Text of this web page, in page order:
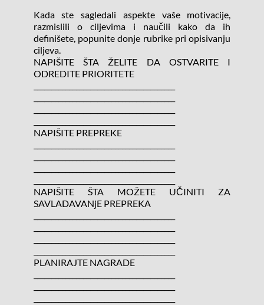
Kada ste sagledali aspekte vaše motivacije,
razmislili o ciljevima i naučili kako da ih
definišete, popunite donje rubrike pri opisivanju
ciljeva.
NAPIŠITE ŠTA ŽELITE DA OSTVARITE I
ODREDITE PRIORITETE
NAPIŠITE PREPREKE
NAPIŠITE ŠTA MOŽETE UČINITI ZA
SAVLADAVANjE PREPREKA
PLANIRAJTE NAGRADE